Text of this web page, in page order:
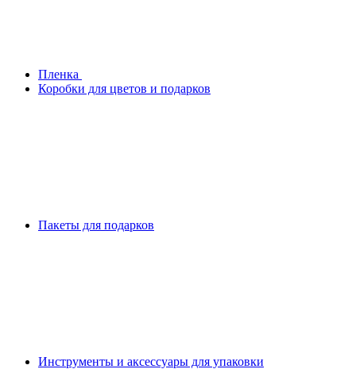
Плeнка
Коробки для цветов и подарков
Пакеты для подарков
Инструменты и аксессуары для упаковки